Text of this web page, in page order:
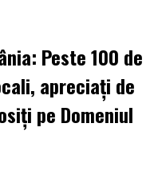
Peste 100 de
apreciați de
pe Domeniul